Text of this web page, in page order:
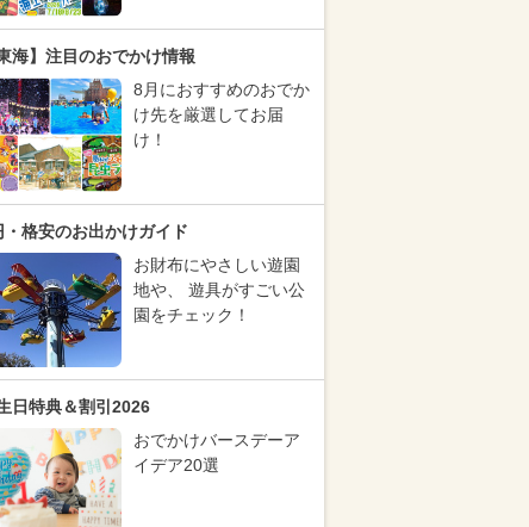
東海】注目のおでかけ情報
8月におすすめのおでか
け先を厳選してお届
け！
・格安のお出かけガイド
お財布にやさしい遊園
地や、 遊具がすごい公
園をチェック！
日特典＆割引2026
おでかけバースデーア
イデア20選